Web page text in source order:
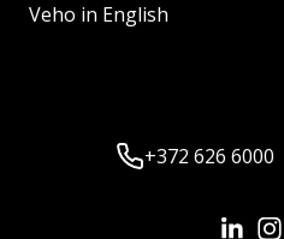
Veho in English
+372 626 6000